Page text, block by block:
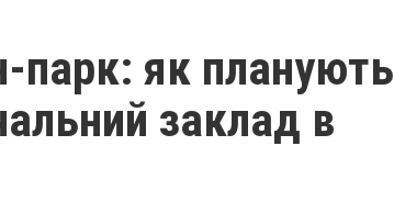
парк: як планують
заклад в